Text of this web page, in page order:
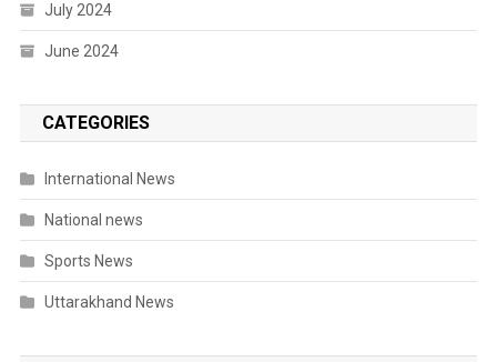
July 2024
June 2024
CATEGORIES
International News
National news
Sports News
Uttarakhand News